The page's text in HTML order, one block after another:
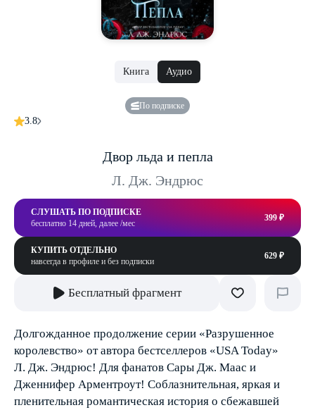
Книга Аудио
По подписке
3.8
Двор льда и пепла
Л. Дж. Эндрюс
СЛУШАТЬ ПО ПОДПИСКЕ
бесплатно 14 дней, далее /мес
399 ₽
КУПИТЬ ОТДЕЛЬНО
навсегда в профиле и без подписки
629 ₽
Бесплатный фрагмент
Долгожданное продолжение серии «Разрушенное
королевство» от автора бестселлеров «USA Today»
Л. Дж. Эндрюс! Для фанатов Сары Дж. Маас и
Дженнифер Арментроут! Соблазнительная, яркая и
пленительная романтическая история о сбежавшей